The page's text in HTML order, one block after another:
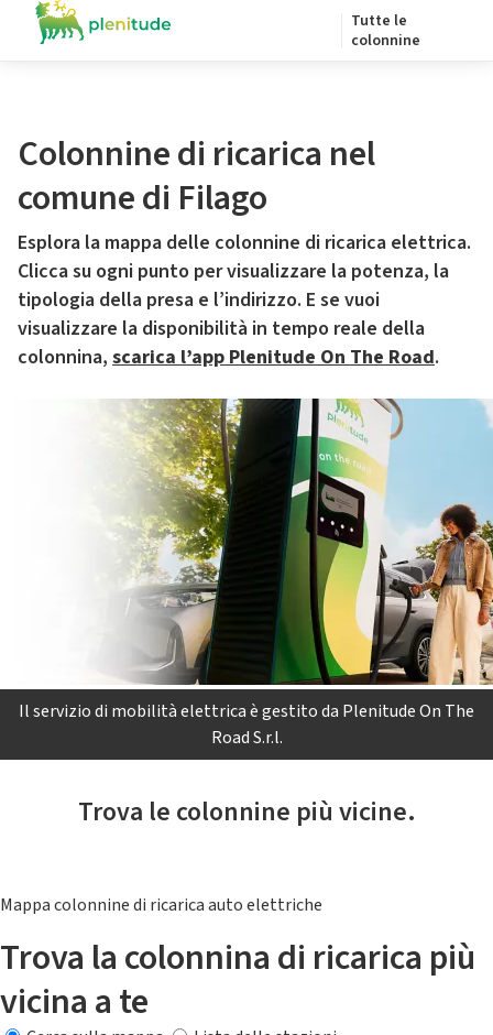
Tutte le
colonnine
Colonnine di ricarica nel
comune di Filago
Esplora la mappa delle colonnine di ricarica elettrica.
Clicca su ogni punto per visualizzare la potenza, la
tipologia della presa e l’indirizzo. E se vuoi
visualizzare la disponibilità in tempo reale della
colonnina, scarica l’app Plenitude On The Road.
Il servizio di mobilità elettrica è gestito da Plenitude On The
Road S.r.l.
Trova le colonnine più vicine.
Mappa colonnine di ricarica auto elettriche
Trova la colonnina di ricarica più
vicina a te